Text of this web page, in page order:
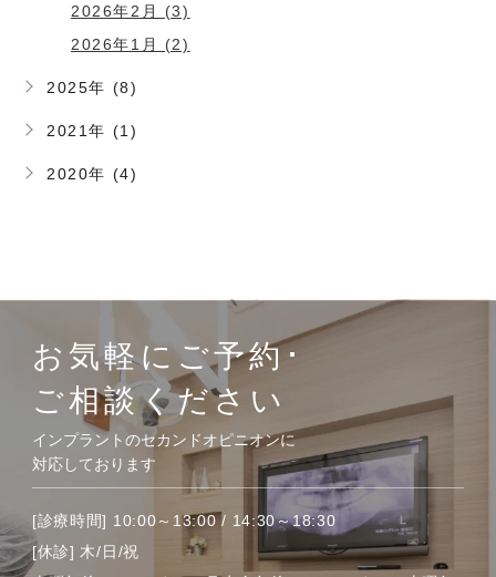
2026年2月 (3)
2026年1月 (2)
2025年 (8)
2021年 (1)
2020年 (4)
お気軽にご予約･
ご相談ください
インプラントのセカンドオピニオンに
対応しております
[診療時間] 10:00～13:00 / 14:30～18:30
[休診] 木/日/祝